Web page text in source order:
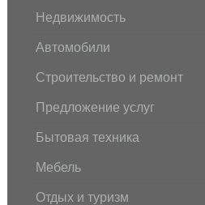
Недвижимость
Автомобили
Строительство и ремонт
Предложение услуг
Бытовая техника
Мебель
Отдых и туризм